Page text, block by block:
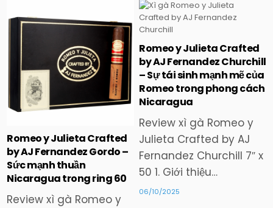
Romeo y Julieta Crafted
by AJ Fernandez Gordo –
Sức mạnh thuần
Nicaragua trong ring 60
Review xì gà Romeo y
in
Romeo y Julieta Crafted
by AJ Fernandez Churchill
– Sự tái sinh mạnh mẽ của
Romeo trong phong cách
Nicaragua
Review xì gà Romeo y
Julieta Crafted by AJ
Fernandez Churchill 7″ x
50 1. Giới thiệu…
06/10/2025